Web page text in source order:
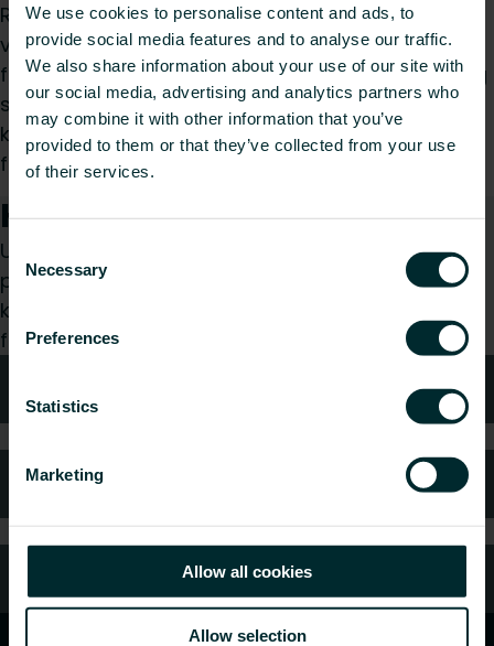
We use cookies to personalise content and ads, to
provide social media features and to analyse our traffic.
We also share information about your use of our site with
our social media, advertising and analytics partners who
may combine it with other information that you’ve
provided to them or that they’ve collected from your use
of their services.
Selection
Necessary
Preferences
Statistics
Marketing
Allow all cookies
Allow selection
RAL 9016, specialfarver og galvaniserede
versioner, hvilket sikrer både æstetisk og
funktionel alsidighed. Dette beslag sikrer stabil og
sikker montering af radiatorer med forskellige
kolonneversioner, hvilket gør det ideelt til
forskellige installationsmiljøer.
Hvordan kan vi hjælpe dig?
Uanset om du er specificerer, installatør, arkitekt,
planlægger, grossist eller slutbruger, så vælg en
kategori, og vi vil med glæde tage os af din
forespørgsel.
Ofte stillede spørgsmål